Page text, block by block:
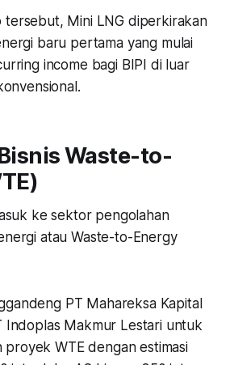
tersebut, Mini LNG diperkirakan
baru pertama yang mulai
income bagi BIPI di luar
Waste-to-
ke sektor pengolahan
atau Waste-to-Energy
PT Mahareksa Kapital
Indoplas Makmur Lestari untuk
proyek WTE dengan estimasi